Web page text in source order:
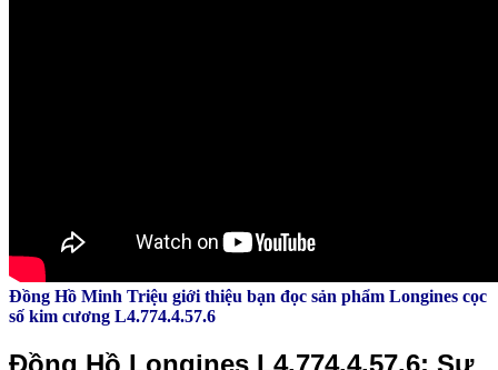
Đồng Hồ Minh Triệu giới thiệu bạn đọc sản phẩm Longines cọc
số kim cương L4.774.4.57.6
Đồng Hồ Longines L4.774.4.57.6: Sự